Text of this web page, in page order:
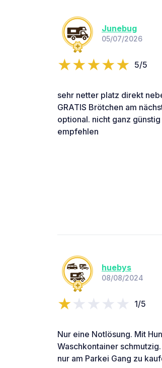
Junebug
05/07/2026
5/5
sehr netter platz direkt
GRATIS Brötchen am
optional. nicht ganz
empfehlen
huebys
08/08/2024
1/5
Nur eine Notlösung. Mit
Waschkontainer
nur am Parkei Gang zu